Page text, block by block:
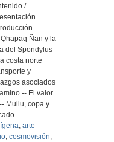
/
Ñan y la
del Spondylus
costa norte
y
asociados
-- El valor
Mullu, copa y
, arte
, cosmovisión,